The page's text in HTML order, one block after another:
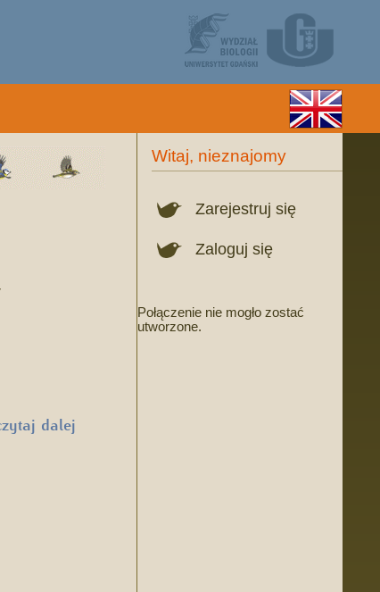
dalej
Witaj, nieznajomy
Zarejestruj się
Zaloguj się
Połączenie nie mogło zostać
utworzone.